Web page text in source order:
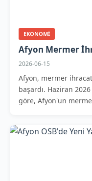
EKONOMI
Afyon Mermer
2026-06-15
Afyon, mermer
başardı. Haziran
göre, Afyon'un